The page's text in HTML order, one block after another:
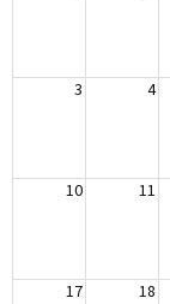
3 4
10 11
17 18